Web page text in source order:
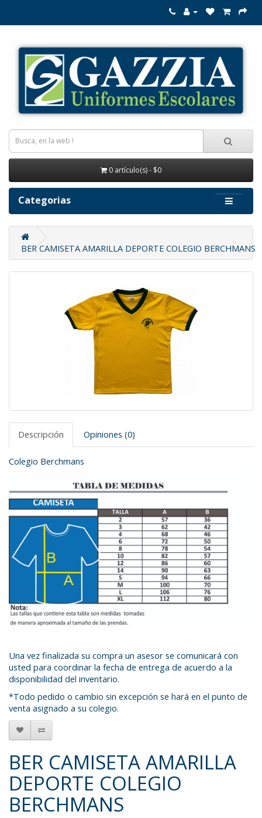
0 artículo(s) - $0
Categorias
BER CAMISETA AMARILLA DEPORTE COLEGIO BERCHMANS
Descripción Opiniones (0)
Colegio Berchmans
Una vez finalizada su compra un asesor se comunicará con
usted para coordinar la fecha de entrega de acuerdo a la
disponibilidad del inventario.
*Todo pedido o cambio sin excepción se hará en el punto de
venta asignado a su colegio.
BER CAMISETA AMARILLA
DEPORTE COLEGIO
BERCHMANS